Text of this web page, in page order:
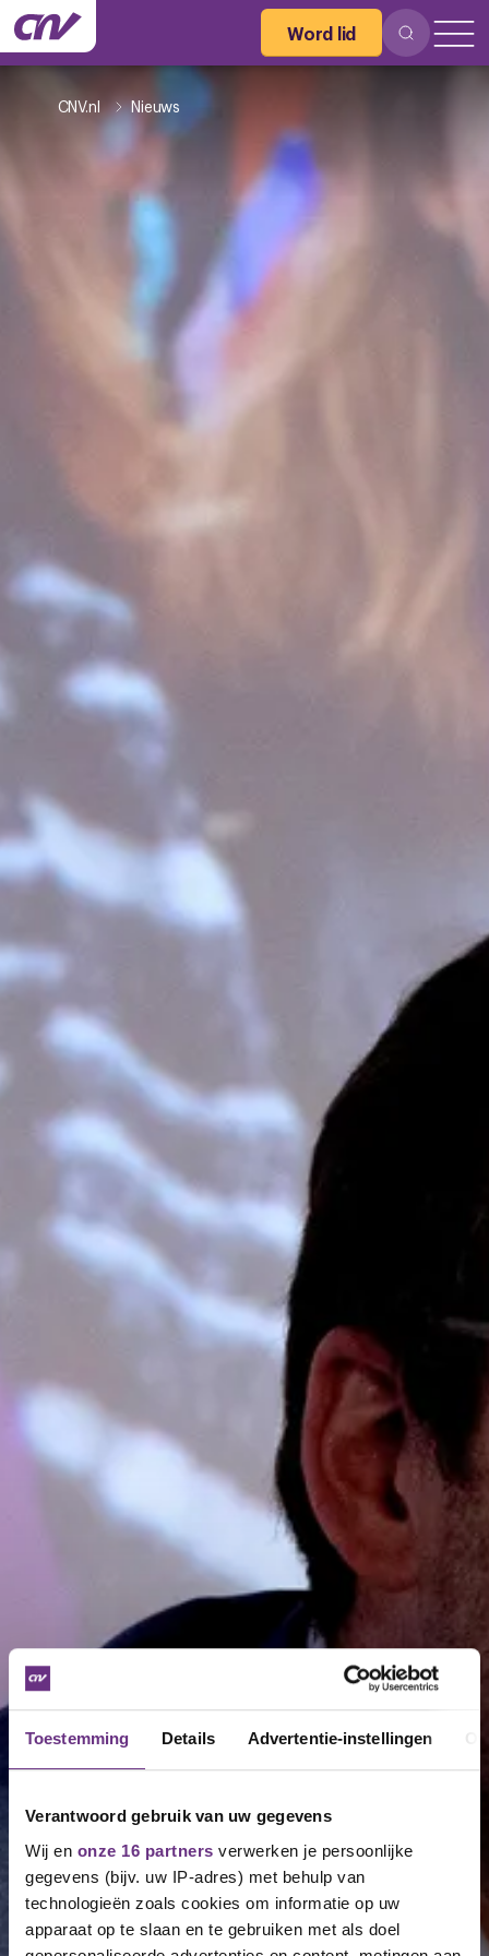
Toestemming Details Advertentie-instellingen
Verantwoord gebruik van uw gegevens
Wij en onze 16 partners verwerken je persoonlijke
gegevens (bijv. uw IP-adres) met behulp van
technologieën zoals cookies om informatie op uw
apparaat op te slaan en te gebruiken met als doel
Word lid
CNV.nl Nieuws